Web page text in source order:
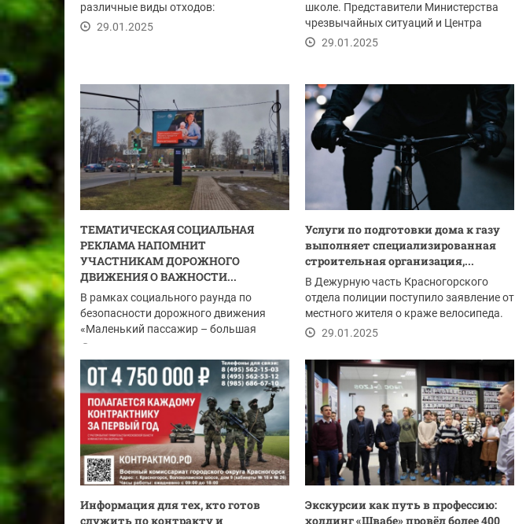
различные виды отходов:
29.01.2025
школе. Представители Министерства
чрезвычайных ситуаций и Центра
помощи пропавшим и...
29.01.2025
ТЕМАТИЧЕСКАЯ СОЦИАЛЬНАЯ
РЕКЛАМА НАПОМНИТ
УЧАСТНИКАМ ДОРОЖНОГО
ДВИЖЕНИЯ О ВАЖНОСТИ...
В рамках социального раунда по
безопасности дорожного движения
«Маленький пассажир – большая
ответственность!» по...
Услуги по подготовки дома к газу
выполняет специализированная
строительная организация,...
В Дежурную часть Красногорского
отдела полиции поступило заявление от
местного жителя о краже велосипеда.
Сумма...
29.01.2025
Информация для тех, кто готов
служить по контракту и
Экскурсии как путь в профессию:
холдинг «Швабе» провёл более 400